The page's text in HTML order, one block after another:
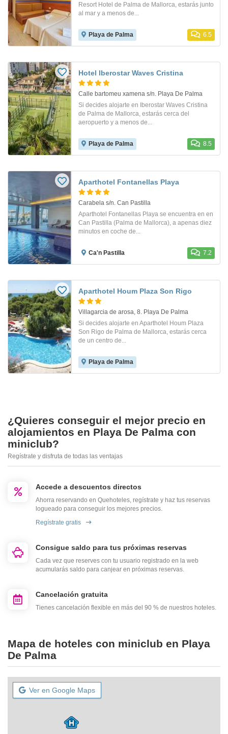
Resort Hotel de Palma de Mallorca, estarás junto
al mar y a menos de...
Playa de Palma 6.5
Hotel Iberostar Waves Cristina
Calle bartomeu xamena s/n. Playa De Palma
Si decides alojarte en Iberostar Waves Cristina
de Palma de Mallorca, estarás cerca del
aeropuerto y a menos de...
Playa de Palma 8.5
Aparthotel Fontanellas Playa
Carabela s/n. Can Pastilla
Aparthotel Fontanellas Playa se encuentra en en
Can Pastilla (Palma de Mallorca), a apenas diez
minutos en coche de...
Ca'n Pastilla 7.2
Aparthotel Houm Plaza Son Rigo
Villagarcia de arosa, 8. Playa De Palma
Si decides alojarte en Aparthotel Houm Plaza
Son Rigo de Palma de Mallorca, estarás cerca
de un centro de...
Playa de Palma
¿Quieres conseguir el mejor precio en
alojamientos en Playa De Palma con
miniclub?
Regístrate y disfruta de todas las ventajas
Accede a descuentos directos
Ahorra reservando en Quehoteles, regístrate y haz tus reservas
logueado para conseguir los mejores precios.
Regístrate gratis
Consigue saldo para tus próximas reservas
Cada vez que reserves con tu usuario registrado en la web
acumularás saldo para canjear en próximas reservas.
Cancelación gratuita
Tienes cancelación flexible en más del 90 % de nuestros hoteles.
Mapa de hoteles con miniclub en Playa
De Palma
Ver en Google Maps